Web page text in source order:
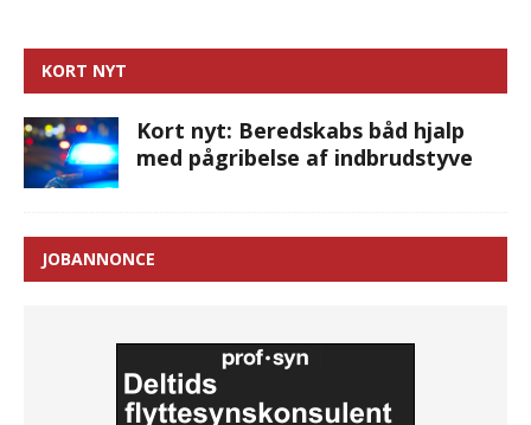
KORT NYT
Kort nyt: Beredskabs båd hjalp
med pågribelse af indbrudstyve
JOBANNONCE